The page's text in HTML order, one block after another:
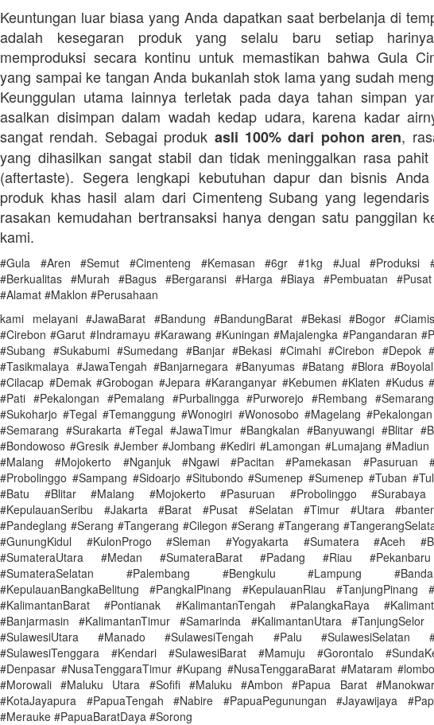
Keuntungan luar biasa yang Anda dapatkan saat berbelanja di
adalah kesegaran produk yang selalu baru setiap
memproduksi secara kontinu untuk memastikan bahwa Gula
yang sampai ke tangan Anda bukanlah stok lama yang sudah
Keunggulan utama lainnya terletak pada daya tahan simpan
asalkan disimpan dalam wadah kedap udara, karena kadar
sangat rendah. Sebagai produk asli 100% dari pohon aren,
yang dihasilkan sangat stabil dan tidak meninggalkan rasa
(aftertaste). Segera lengkapi kebutuhan dapur dan bisnis Anda
produk khas hasil alam dari Cimenteng Subang yang
rasakan kemudahan bertransaksi hanya dengan satu panggilan
kami.
#Gula #Aren #Semut #Cimenteng #Kemasan #6gr #1kg #Jual #Produksi
#Berkualitas #Murah #Bagus #Bergaransi #Harga #Biaya #Pembuatan
#Alamat #Maklon #Perusahaan
kami melayani #JawaBarat #Bandung #BandungBarat #Bekasi #Bogor
#Cirebon #Garut #Indramayu #Karawang #Kuningan #Majalengka #Pangandaran
#Subang #Sukabumi #Sumedang #Banjar #Bekasi #Cimahi #Cirebon #Depok
#Tasikmalaya #JawaTengah #Banjarnegara #Banyumas #Batang #Blora
#Cilacap #Demak #Grobogan #Jepara #Karanganyar #Kebumen #Klaten #Kudus
#Pati #Pekalongan #Pemalang #Purbalingga #Purworejo #Rembang
#Sukoharjo #Tegal #Temanggung #Wonogiri #Wonosobo #Magelang
#Semarang #Surakarta #Tegal #JawaTimur #Bangkalan #Banyuwangi #Blitar
#Bondowoso #Gresik #Jember #Jombang #Kediri #Lamongan #Lumajang #Madiun
#Malang #Mojokerto #Nganjuk #Ngawi #Pacitan #Pamekasan #Pasuruan
#Probolinggo #Sampang #Sidoarjo #Situbondo #Sumenep #Sumenep #Tuban
#Batu #Blitar #Malang #Mojokerto #Pasuruan #Probolinggo #Surabaya
#KepulauanSeribu #Jakarta #Barat #Pusat #Selatan #Timur #Utara
#Pandeglang #Serang #Tangerang #Cilegon #Serang #Tangerang
#GunungKidul #KulonProgo #Sleman #Yogyakarta #Sumatera #Aceh
#SumateraUtara #Medan #SumateraBarat #Padang #Riau
#SumateraSelatan #Palembang #Bengkulu #Lampung
#KepulauanBangkaBelitung #PangkalPinang #KepulauanRiau #TanjungPinang
#KalimantanBarat #Pontianak #KalimantanTengah #PalangkaRaya
#Banjarmasin #KalimantanTimur #Samarinda #KalimantanUtara #TanjungSelor
#SulawesiUtara #Manado #SulawesiTengah #Palu #SulawesiSelatan
#SulawesiTenggara #Kendari #SulawesiBarat #Mamuju #Gorontalo
#Denpasar #NusaTenggaraTimur #Kupang #NusaTenggaraBarat #Mataram
#Morowali #Maluku Utara #Sofifi #Maluku #Ambon #Papua Barat
#KotaJayapura #PapuaTengah #Nabire #PapuaPegunungan #Jayawijaya
#Merauke #PapuaBaratDaya #Sorong